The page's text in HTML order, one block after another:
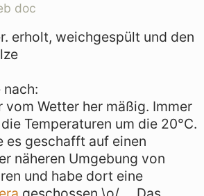
doc
erholt, weichgespült und den
nach:
vom Wetter her mäßig. Immer
Temperaturen um die 20°C.
es geschafft auf einen
näheren Umgebung von
und habe dort eine